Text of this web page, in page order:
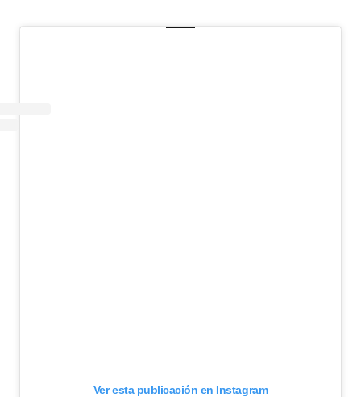
Ver esta publicación en Instagram